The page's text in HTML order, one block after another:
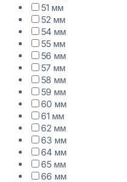
51 мм
52 мм
54 мм
55 мм
56 мм
57 мм
58 мм
59 мм
60 мм
61 мм
62 мм
63 мм
64 мм
65 мм
66 мм